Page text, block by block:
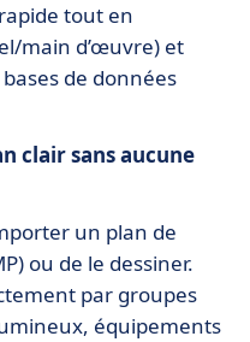
tout en
main d’œuvre) et
de données
clair sans aucune
un plan de
ou de le dessiner.
par groupes
équipements